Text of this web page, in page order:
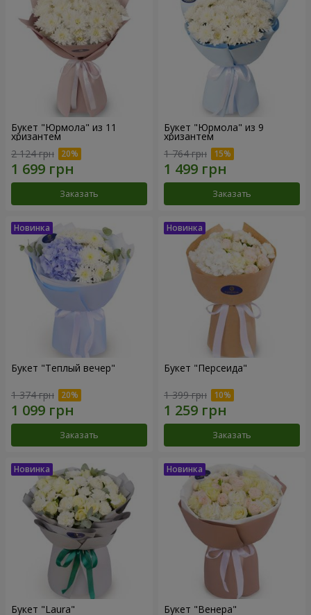
Букет "Юрмола" из 11
хризантем
2 124 грн
Заказать
Букет "Юрмола" из 9
хризантем
1 764 грн
Заказать
Букет "Теплый вечер"
1 374 грн
Заказать
Букет "Персеида"
1 399 грн
Заказать
Букет "Laura" Букет "Венера"